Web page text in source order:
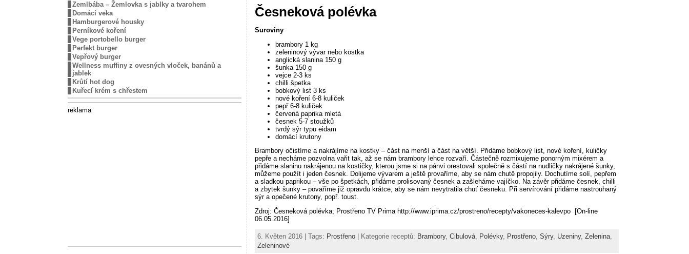
Zemlbába – Žemlovka s jablky a tvarohem
Domácí veka
Hamburgerové housky
Perníkové koření
Vege portobello burger
Perfekt burger
Vepřový burger
Wellness muffiny z ovesných vloček, banánů a
jablek
Krůtí hot dog
Kuřecí krém s chřestem
reklama
Česneková polévka
Suroviny
brambory 1 kg
zeleninový vývar nebo kostka
anglická slanina 150 g
šunka 150 g
vejce 2-3 ks
chilli špetka
bobkový list 3 ks
nové koření 6-8 kuliček
pepř 6-8 kuliček
červená paprika mletá
česnek 5-7 stoužků
tvrdý sýr typu eidam
domácí krutony
Brambory očistíme a nakrájíme na kostky – část na menší a část na větší. Přidáme bobkový list, nové koření, kuličky
pepře a necháme pozvolna vařit tak, až se nám brambory lehce rozvaří. Částečně rozmixujeme ponorným mixérem a
přidáme slaninu nakrájenou na kostičky, kterou jsme si na pánvi orestovali společně s částí na nudličky nakrájené šunky,
můžeme použít i jeden česnek. Dolijeme vývarem a ještě provaříme, aby se nám chutě propojily. Dochutíme solí, pepřem
a sladkou paprikou – vše po špetkách, přidáme prolisovaný česnek a zašleháme vajíčko. Na závěr přidáme česnek, chilli
a zbytek šunky – povaříme již opravdu krátce, aby se nám nevytratila chuť česneku. Při servírování přidáme nastrouhaný
sýr a opečené krutony, popř. toust.
Zdroj: Česneková polévka; Prostřeno TV Prima http://www.iprima.cz/prostreno/recepty/vakoneces-kalevpo [On-line
06.05.2016]
6. Květen 2016 | Tags: Prostřeno | Kategorie receptů: Brambory, Cibulová Polévky, Prostřeno Sýry, Uzeniny, Zelenina
Zeleninové